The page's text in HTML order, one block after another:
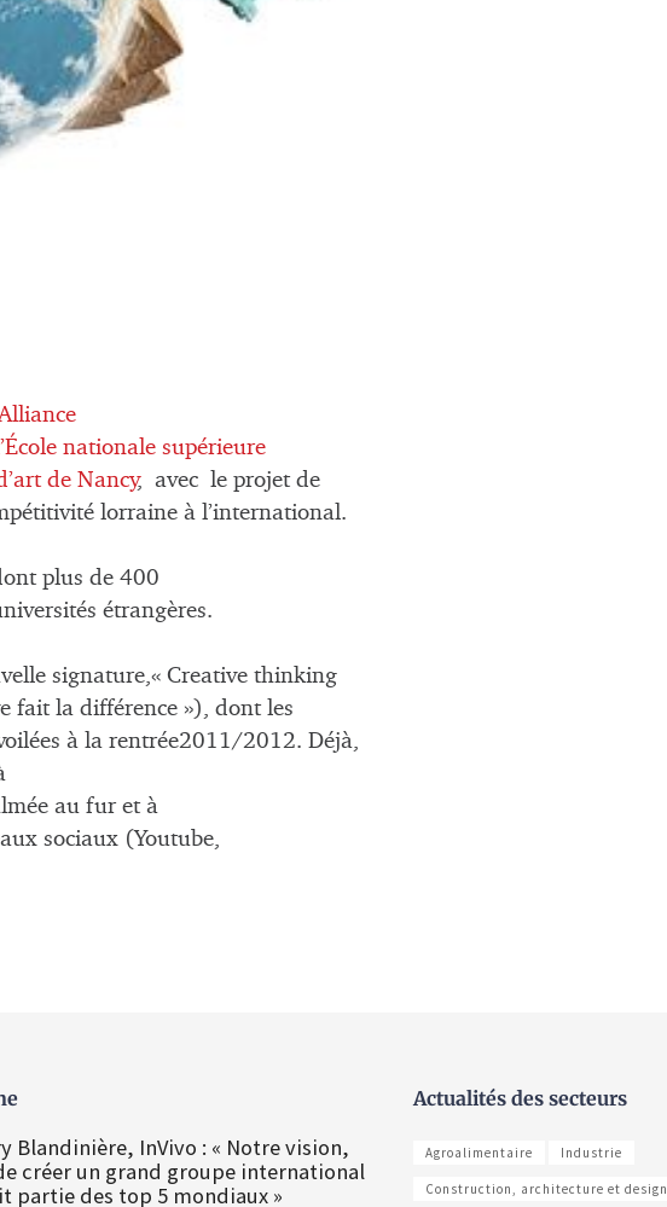
nationale supérieure
de Nancy, avec le projet de
lorraine à l’international.
plus de 400
étrangères.
signature,« Creative thinking
fait la différence »), dont les
à la rentrée2011/2012. Déjà,
au fur et à
sociaux (Youtube,
Blandinière, InVivo : « Notre vision,
créer un grand groupe international
partie des top 5 mondiaux »
Actualités des secteurs
Agroalimentaire Industrie
Construction, architecture et design